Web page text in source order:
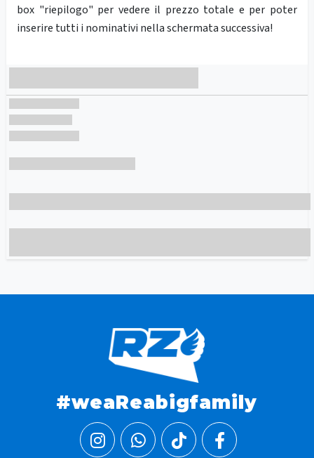
box "riepilogo" per vedere il prezzo totale e per poter
inserire tutti i nominativi nella schermata successiva!
#weaReabigfamily